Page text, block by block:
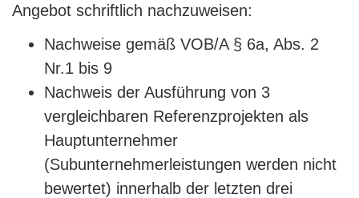
Angebot schriftlich nachzuweisen:
Nachweise gemäß VOB/A § 6a, Abs. 2
Nr.1 bis 9
Nachweis der Ausführung von 3
vergleichbaren Referenzprojekten als
Hauptunternehmer
(Subunternehmerleistungen werden nicht
bewertet) innerhalb der letzten drei